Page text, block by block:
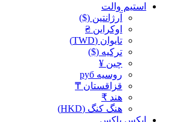
استیم والت
آرژانتین ($)
اوکراین ₴
تایوان (TWD)
ترکیه ($)
چین ¥
روسیه руб
قزاقستان ₸
هند ₹
هنگ کنگ (HKD)
ایکس باکس